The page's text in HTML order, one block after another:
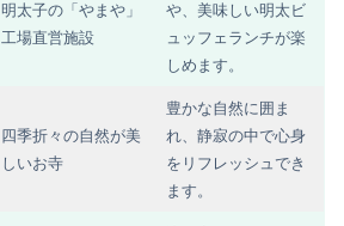
明太子の「やまや」
工場直営施設
や、美味しい明太ビ
ュッフェランチが楽
しめます。
四季折々の自然が美
しいお寺
豊かな自然に囲ま
れ、静寂の中で心身
をリフレッシュでき
ます。